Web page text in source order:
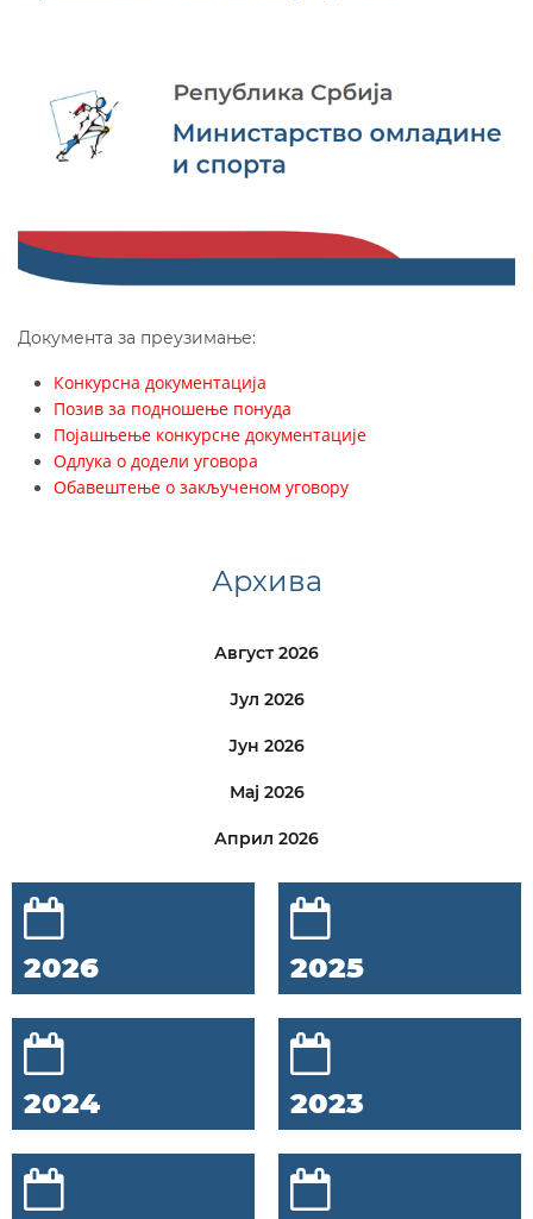
Документа за преузимање:
Конкурсна документација
Позив за подношење понуда
Појашњење конкурсне документације
Одлука о додели уговора
Обавештење о закљученом уговору
Архива
Август 2026
Јул 2026
Јун 2026
Мај 2026
Април 2026
2026 2025
2024 2023